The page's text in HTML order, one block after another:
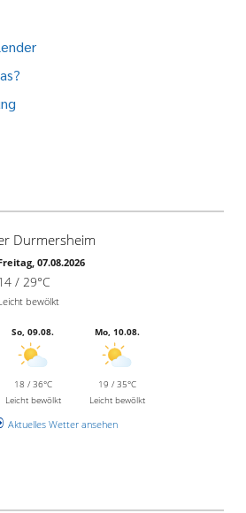
Durmersheim
07.08.2026
/ 29°C
bewölkt
So, 09.08.
18 / 36°C
Leicht bewölkt
Mo, 10.08.
19 / 35°C
Leicht bewölkt
Aktuelles Wetter ansehen